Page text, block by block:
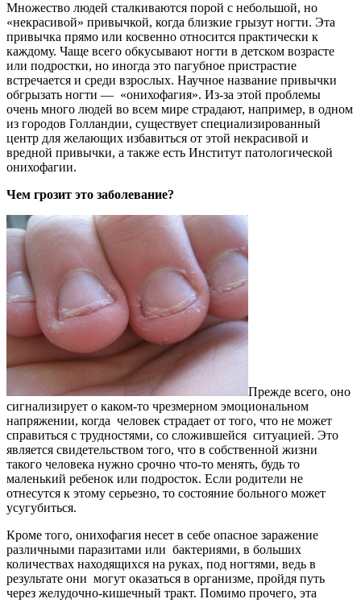
Множество людей сталкиваются порой с небольшой, но
«некрасивой» привычкой, когда близкие грызут ногти. Эта
привычка прямо или косвенно относится практически к
каждому. Чаще всего обкусывают ногти в детском возрасте
или подростки, но иногда это пагубное пристрастие
встречается и среди взрослых. Научное название привычки
обгрызать ногти — «онихофагия». Из-за этой проблемы
очень много людей во всем мире страдают, например, в одном
из городов Голландии, существует специализированный
центр для желающих избавиться от этой некрасивой и
вредной привычки, а также есть Институт патологической
онихофагии.
Чем грозит это заболевание?
Прежде всего, оно
сигнализирует о каком-то чрезмерном эмоциональном
напряжении, когда человек страдает от того, что не может
справиться с трудностями, со сложившейся ситуацией. Это
является свидетельством того, что в собственной жизни
такого человека нужно срочно что-то менять, будь то
маленький ребенок или подросток. Если родители не
отнесутся к этому серьезно, то состояние больного может
усугубиться.
Кроме того, онихофагия несет в себе опасное заражение
различными паразитами или бактериями, в больших
количествах находящихся на руках, под ногтями, ведь в
результате они могут оказаться в организме, пройдя путь
через желудочно-кишечный тракт. Помимо прочего, эта